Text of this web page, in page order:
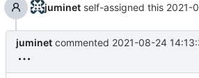
juminet self-assigned this 2021-
juminet commented 2021-08-24